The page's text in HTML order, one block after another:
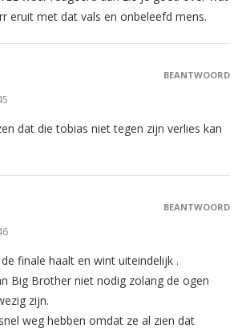
eruit met dat vals en onbeleefd mens.
dat die tobias niet tegen zijn verlies kan
BEANTWOORD
finale haalt en wint uiteindelijk .
Big Brother niet nodig zolang de ogen
zijn.
weg hebben omdat ze al zien dat
BEANTWOORD